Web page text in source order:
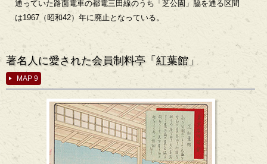
通っていた路面電車の都電三田線のうち「芝公園」脇を通る区間
は1967（昭和42）年に廃止となっている。
著名人に愛された会員制料亭「紅葉館」
MAP 9